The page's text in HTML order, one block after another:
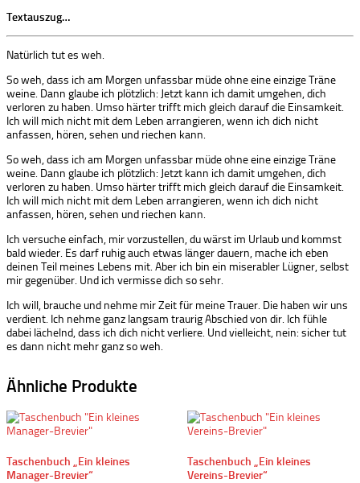
Textauszug…
Natürlich tut es weh.
So weh, dass ich am Morgen unfassbar müde ohne eine einzige Träne
weine. Dann glaube ich plötzlich: Jetzt kann ich damit umgehen, dich
verloren zu haben. Umso härter trifft mich gleich darauf die Einsamkeit.
Ich will mich nicht mit dem Leben arrangieren, wenn ich dich nicht
anfassen, hören, sehen und riechen kann.
So weh, dass ich am Morgen unfassbar müde ohne eine einzige Träne
weine. Dann glaube ich plötzlich: Jetzt kann ich damit umgehen, dich
verloren zu haben. Umso härter trifft mich gleich darauf die Einsamkeit.
Ich will mich nicht mit dem Leben arrangieren, wenn ich dich nicht
anfassen, hören, sehen und riechen kann.
Ich versuche einfach, mir vorzustellen, du wärst im Urlaub und kommst
bald wieder. Es darf ruhig auch etwas länger dauern, mache ich eben
deinen Teil meines Lebens mit. Aber ich bin ein miserabler Lügner, selbst
mir gegenüber. Und ich vermisse dich so sehr.
Ich will, brauche und nehme mir Zeit für meine Trauer. Die haben wir uns
verdient. Ich nehme ganz langsam traurig Abschied von dir. Ich fühle
dabei lächelnd, dass ich dich nicht verliere. Und vielleicht, nein: sicher tut
es dann nicht mehr ganz so weh.
Ähnliche Produkte
Taschenbuch „Ein kleines
Manager-Brevier“
Taschenbuch „Ein kleines
Vereins-Brevier“